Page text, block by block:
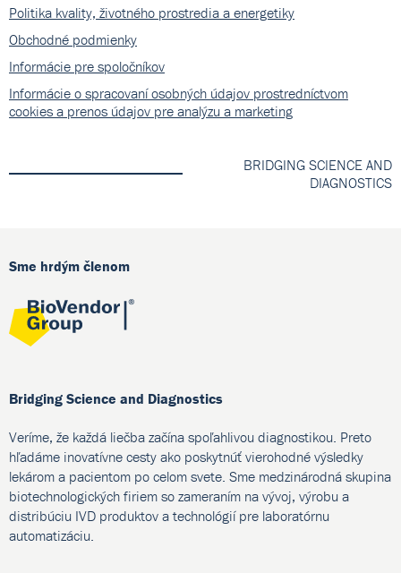
Politika kvality, životného prostredia a energetiky
Obchodné podmienky
Informácie pre spoločníkov
Informácie o spracovaní osobných údajov prostredníctvom
cookies a prenos údajov pre analýzu a marketing
BRIDGING SCIENCE AND
DIAGNOSTICS
Sme hrdým členom
Bridging Science and Diagnostics
Veríme, že každá liečba začína spoľahlivou diagnostikou. Preto
hľadáme inovatívne cesty ako poskytnúť vierohodné výsledky
lekárom a pacientom po celom svete. Sme medzinárodná skupina
biotechnologických firiem so zameraním na vývoj, výrobu a
distribúciu IVD produktov a technológií pre laboratórnu
automatizáciu.